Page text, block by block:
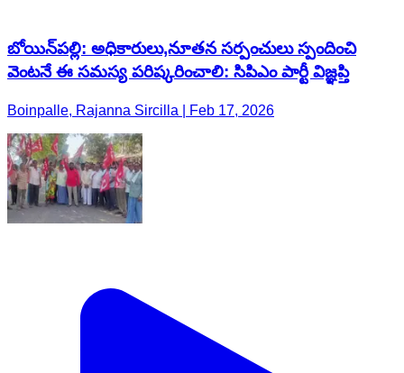
బోయిన్‌పల్లి: అధికారులు,నూతన సర్పంచులు స్పందించి
వెంటనే ఈ సమస్య పరిష్కరించాలి: సిపిఎం పార్టీ విజ్ఞప్తి
Boinpalle, Rajanna Sircilla | Feb 17, 2026